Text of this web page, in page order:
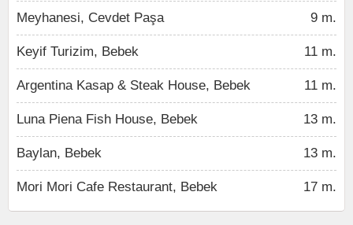
Meyhanesi, Cevdet Paşa 9 m.
Keyif Turizim, Bebek 11 m.
Argentina Kasap & Steak House, Bebek 11 m.
Luna Piena Fish House, Bebek 13 m.
Baylan, Bebek 13 m.
Mori Mori Cafe Restaurant, Bebek 17 m.